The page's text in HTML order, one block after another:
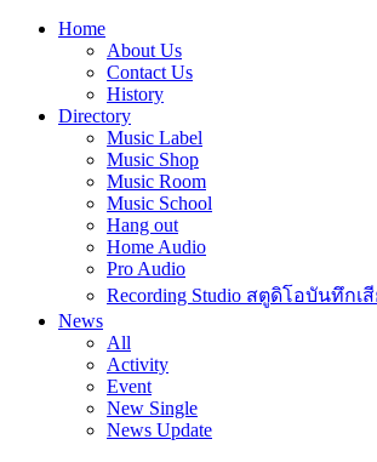
Home
About Us
Contact Us
History
Directory
Music Label
Music Shop
Music Room
Music School
Hang out
Home Audio
Pro Audio
Recording Studio สตูดิโอบันทึกเสี
News
All
Activity
Event
New Single
News Update